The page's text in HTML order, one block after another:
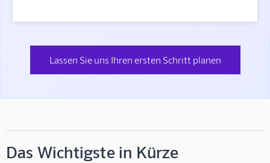
Lassen Sie uns Ihren ersten Schritt planen
Das Wichtigste in Kürze